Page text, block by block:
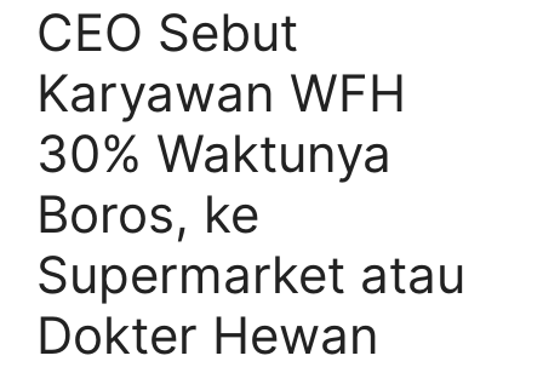
CEO Sebut
Karyawan WFH
30% Waktunya
Boros, ke
Supermarket atau
Dokter Hewan